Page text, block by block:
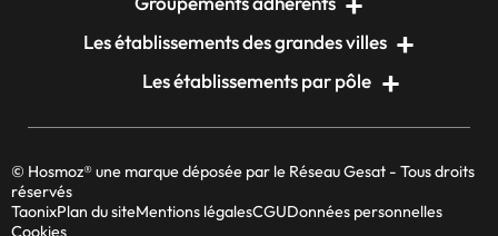
Les établissements des grandes villes
Les établissements par pôle
© Hosmoz® une marque déposée par le Réseau Gesat - Tous droits
réservés
TaonixPlan du siteMentions légalesCGUDonnées personnelles
Cookies